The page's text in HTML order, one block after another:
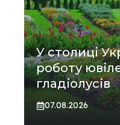
У столиці
роботу
гладіолусів
07.08.2026